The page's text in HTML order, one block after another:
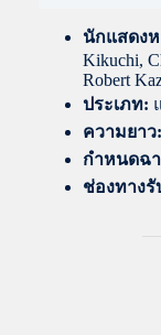
นักแสดง
Kikuchi,
Robert
ประเภท:
ความยาว:
กำหนดฉ
ช่องทาง